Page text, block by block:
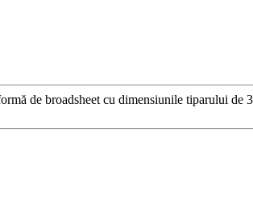
de broadsheet cu dimensiunile tiparului de